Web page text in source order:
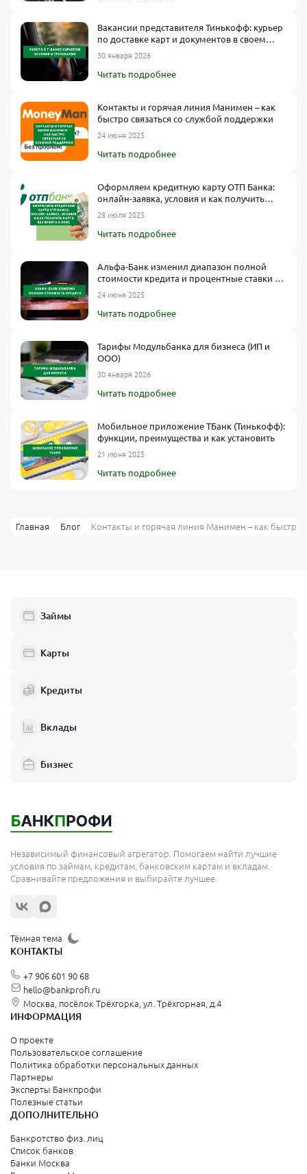
Вакансии представителя Тинькофф: курьер
по доставке карт и документов в своем
городе
30 января 2026
Читать подробнее
Контакты и горячая линия Манимен – как
быстро связаться со службой поддержки
24 июня 2025
Читать подробнее
Оформляем кредитную карту ОТП Банка:
онлайн-заявка, условия и как получить
карту без визита в офис
28 июля 2025
Читать подробнее
Альфа-Банк изменил диапазон полной
стоимости кредита и процентные ставки по
кредитным картам
24 июня 2025
Читать подробнее
Тарифы Модульбанка для бизнеса (ИП и
ООО)
30 января 2026
Читать подробнее
Мобильное приложение ТБанк (Тинькофф):
функции, преимущества и как установить
21 июня 2025
Читать подробнее
Главная Блог Контакты и горячая линия Манимен – как быстро
Займы
Карты
Кредиты
Вклады
Бизнес
Независимый финансовый агрегатор. Помогаем найти лучшие
условия по займам, кредитам, банковским картам и вкладам.
Сравнивайте предложения и выбирайте лучшее.
Тёмная тема
КОНТАКТЫ
+7 906 601 90 68
hello@bankprofi.ru
Москва, посёлок Трёхгорка, ул. Трёхгорная, д.4
ИНФОРМАЦИЯ
О проекте
Пользовательское соглашение
Политика обработки персональных данных
Партнеры
Эксперты Банкпрофи
Полезные статьи
ДОПОЛНИТЕЛЬНО
Банкротство физ. лиц
Список банков
Банки Москва